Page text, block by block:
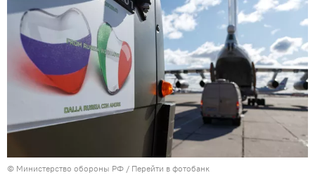
© Министерство обороны РФ / Перейти в фотобанк